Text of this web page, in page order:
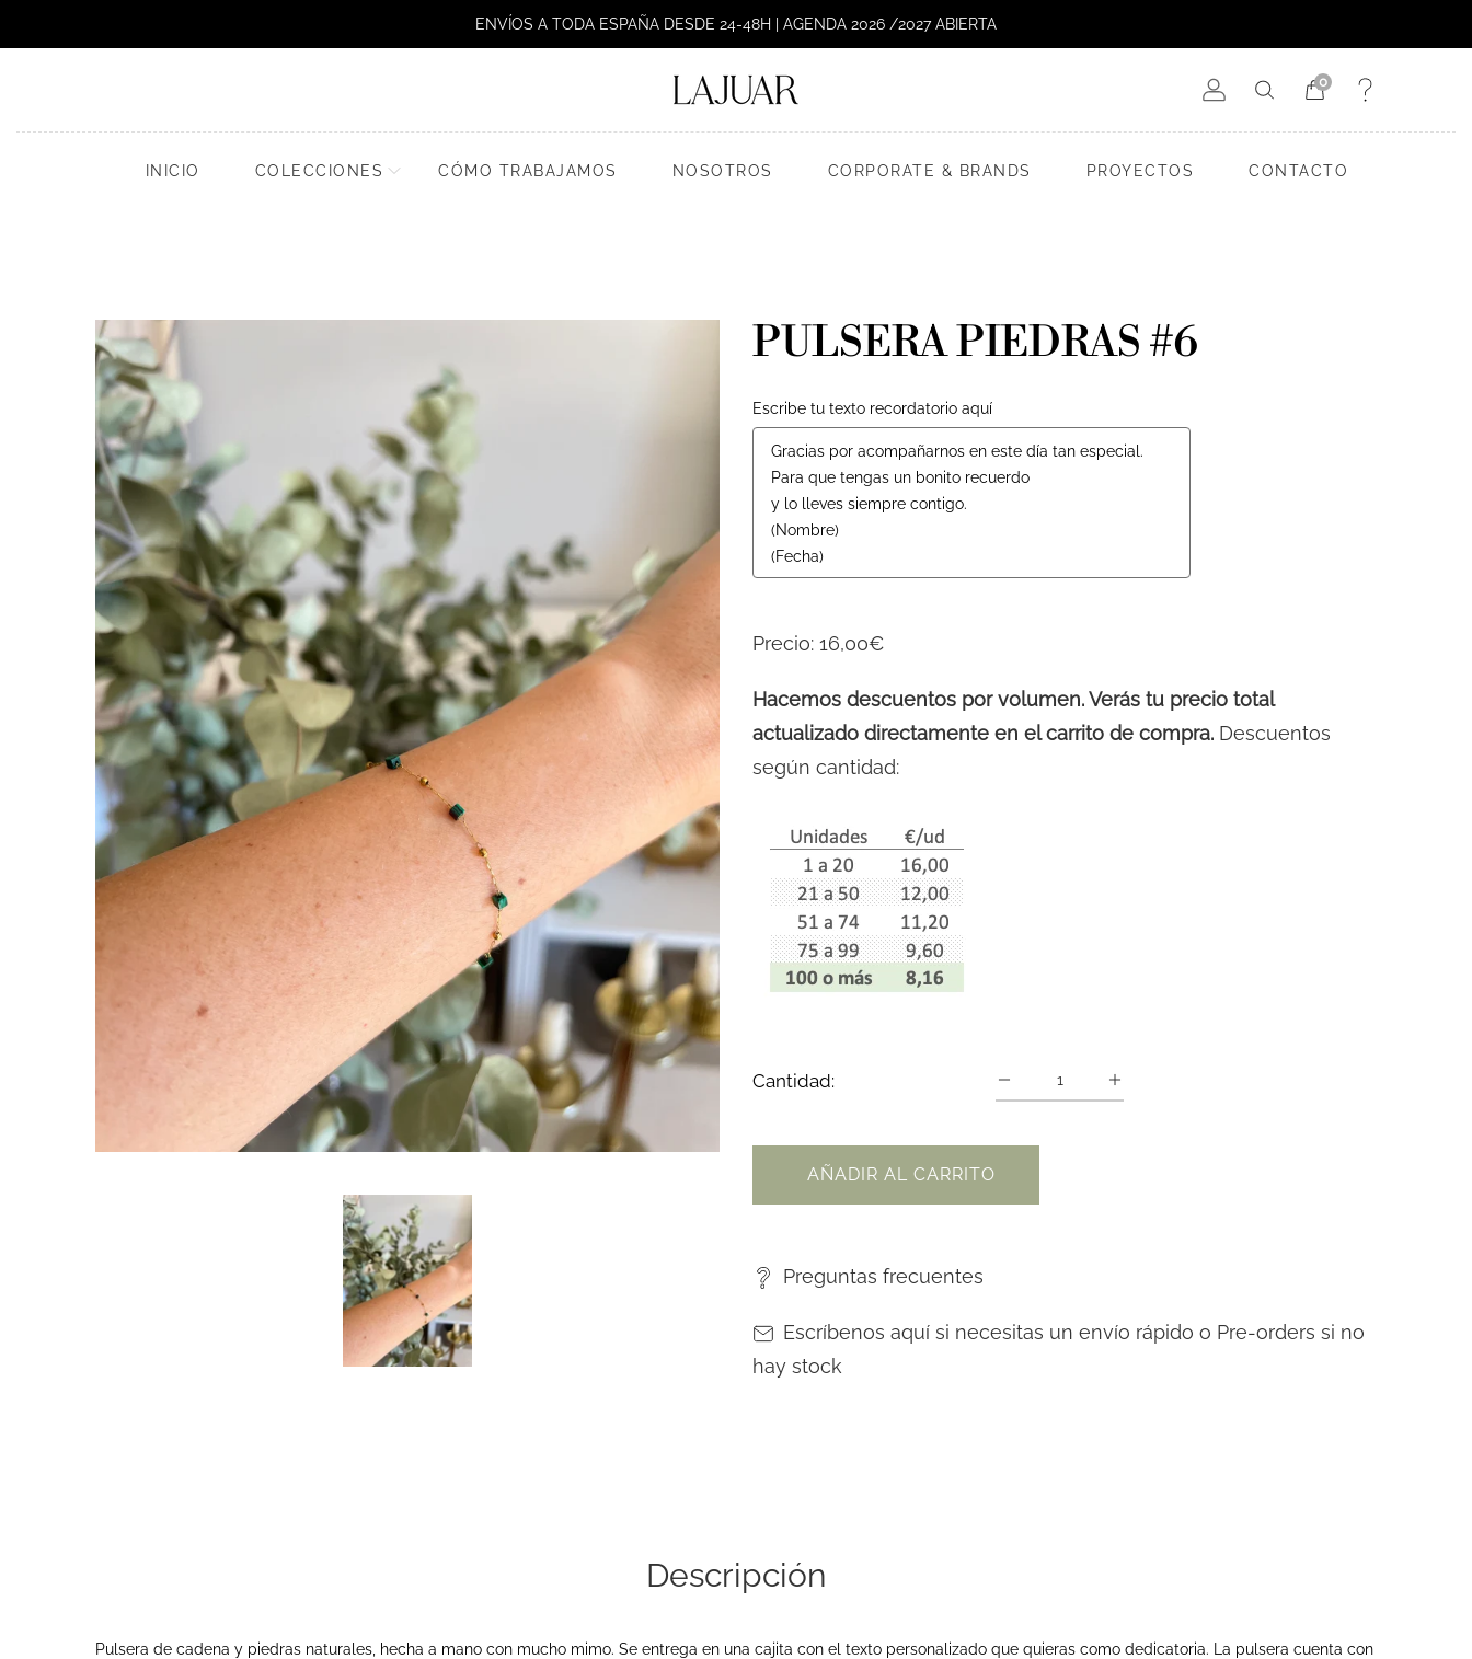
ENVÍOS A TODA ESPAÑA DESDE 24-48H | AGENDA 2026 /2027 ABIERTA
0
INICIO COLECCIONES CÓMO TRABAJAMOS NOSOTROS CORPORATE & BRANDS PROYECTOS CONTACTO
PULSERA PIEDRAS #6
Escribe tu texto recordatorio aquí
Precio: 16,00€
Hacemos descuentos por volumen. Verás tu precio total
actualizado directamente en el carrito de compra. Descuentos
según cantidad:
Cantidad:
AÑADIR AL CARRITO
Preguntas frecuentes
Escríbenos aquí si necesitas un envío rápido o Pre-orders si no
hay stock
Descripción
Pulsera de cadena y piedras naturales, hecha a mano con mucho mimo. Se entrega en una cajita con el texto personalizado que quieras como dedicatoria. La pulsera cuenta con